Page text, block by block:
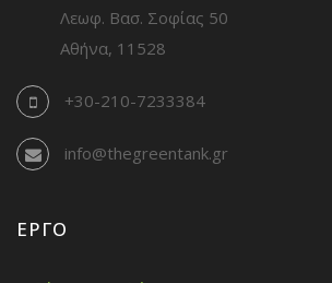
Λεωφ. Βασ. Σοφίας 50
Αθήνα, 11528
+30-210-7233384
info@thegreentank.gr
ΈΡΓΟ